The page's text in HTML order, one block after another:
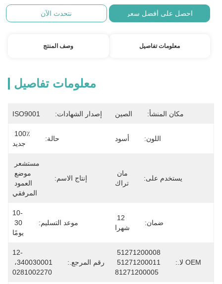
احصل على أفضل سعر نتحدث الآن
معلومات تفاصيل وصف المنتج
معلومات تفاصيل
مكان المنشأ: الصين إصدار الشهادات: ISO9001
أسود
جديد
يستخدم على:
تراك
إنتاج الاسم:
مستشعر
المرفقي
شهرا
موعد التسليم:
51271200008
51271200011
81271200005
رقم المرجع.:
340030001،
0281002270